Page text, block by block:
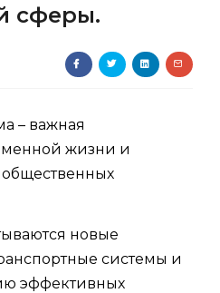
сферы.
– важная
жизни и
новые
системы и
эффективных